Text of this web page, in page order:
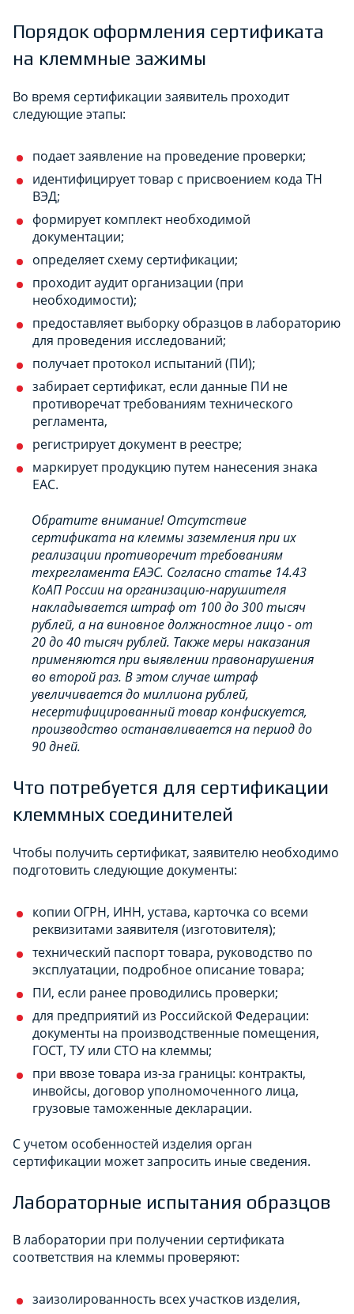
Порядок оформления сертификата
на клеммные зажимы
Во время сертификации заявитель проходит
следующие этапы:
подает заявление на проведение проверки;
идентифицирует товар с присвоением кода ТН
ВЭД;
формирует комплект необходимой
документации;
определяет схему сертификации;
проходит аудит организации (при
необходимости);
предоставляет выборку образцов в лабораторию
для проведения исследований;
получает протокол испытаний (ПИ);
забирает сертификат, если данные ПИ не
противоречат требованиям технического
регламента,
регистрирует документ в реестре;
маркирует продукцию путем нанесения знака
ЕАС.
Обратите внимание! Отсутствие
сертификата на клеммы заземления при их
реализации противоречит требованиям
техрегламента ЕАЭС. Согласно статье 14.43
КоАП России на организацию-нарушителя
накладывается штраф от 100 до 300 тысяч
рублей, а на виновное должностное лицо - от
20 до 40 тысяч рублей. Также меры наказания
применяются при выявлении правонарушения
во второй раз. В этом случае штраф
увеличивается до миллиона рублей,
несертифицированный товар конфискуется,
производство останавливается на период до
90 дней.
Что потребуется для сертификации
клеммных соединителей
Чтобы получить сертификат, заявителю необходимо
подготовить следующие документы:
копии ОГРН, ИНН, устава, карточка со всеми
реквизитами заявителя (изготовителя);
технический паспорт товара, руководство по
эксплуатации, подробное описание товара;
ПИ, если ранее проводились проверки;
для предприятий из Российской Федерации:
документы на производственные помещения,
ГОСТ, ТУ или СТО на клеммы;
при ввозе товара из-за границы: контракты,
инвойсы, договор уполномоченного лица,
грузовые таможенные декларации.
С учетом особенностей изделия орган
сертификации может запросить иные сведения.
Лабораторные испытания образцов
В лаборатории при получении сертификата
соответствия на клеммы проверяют:
заизолированность всех участков изделия,